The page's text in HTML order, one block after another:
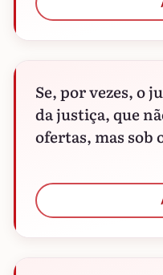
Se, por vezes, o
da justiça, que
ofertas, mas sob